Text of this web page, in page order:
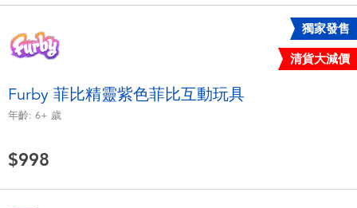
派對用品
NERF熱火 獨家發售
清貨大減價
Furby 菲比精靈紫色菲比互動玩具
年齡: 6+ 歲
$998